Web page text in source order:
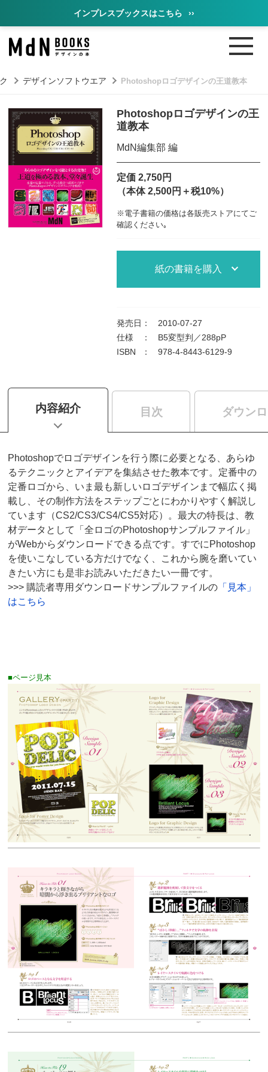
インプレスブックスはこちら ››
デザインソフトウエア Photoshopロゴデザインの王道教本
Photoshopロゴデザインの王
道教本
MdN編集部 編
定価 2,750円
（本体 2,500円＋税10%）
※電子書籍の価格は各販売ストアにてご
確認ください｡
紙の書籍を購入
発売日 ：
2010-07-27
仕様
：
B5変型判／288pP
ISBN
： 978-4-8443-6129-9
内容紹介 目次 ダウン
Photoshopでロゴデザインを行う際に必要となる、あらゆ
るテクニックとアイデアを集結させた教本です。定番中の
定番ロゴから、いま最も新しいロゴデザインまで幅広く掲
載し、その制作方法をステップごとにわかりやすく解説し
ています（CS2/CS3/CS4/CS5対応）。最大の特長は、教
材データとして「全ロゴのPhotoshopサンプルファイル」
がWebからダウンロードできる点です。すでにPhotoshop
を使いこなしている方だけでなく、これから腕を磨いてい
きたい方にも是非お読みいただきたい一冊です。
>>> 購読者専用ダウンロードサンプルファイルの「見本」
はこちら
■ページ見本